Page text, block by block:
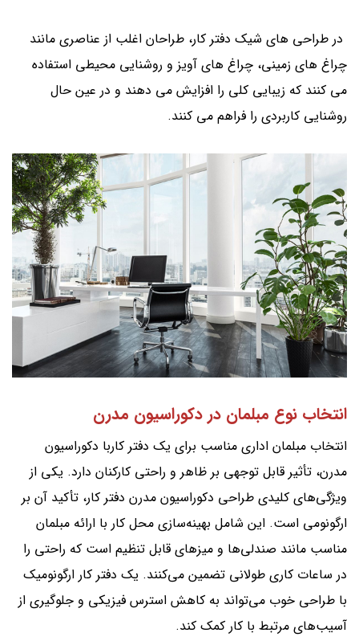
در طراحی های شیک دفتر کار، طراحان اغلب از عناصری مانند
چراغ های زمینی، چراغ های آویز و روشنایی محیطی استفاده
می کنند که زیبایی کلی را افزایش می دهند و در عین حال
روشنایی کاربردی را فراهم می کنند.
انتخاب نوع مبلمان در دکوراسیون مدرن
انتخاب مبلمان اداری مناسب برای یک دفتر کاربا دکوراسیون
مدرن، تأثیر قابل توجهی بر ظاهر و راحتی کارکنان دارد. یکی از
ویژگی‌های کلیدی طراحی دکوراسیون مدرن دفتر کار، تأکید آن بر
ارگونومی است. این شامل بهینه‌سازی محل کار با ارائه مبلمان
مناسب مانند صندلی‌ها و میزهای قابل تنظیم است که راحتی را
در ساعات کاری طولانی تضمین می‌کنند. یک دفتر کار ارگونومیک
با طراحی خوب می‌تواند به کاهش استرس فیزیکی و جلوگیری از
آسیب‌های مرتبط با کار کمک کند.